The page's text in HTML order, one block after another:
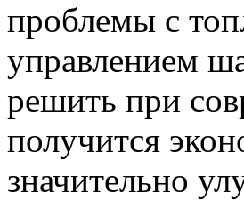
проблемы с
управлением
решить при
получится
значительно